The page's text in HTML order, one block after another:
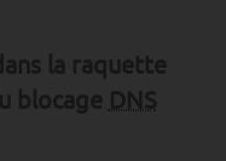
la raquette
blocage DNS